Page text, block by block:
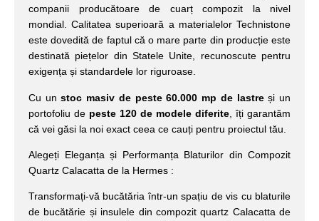
companii producătoare de cuarț compozit la nivel
mondial. Calitatea superioară a materialelor Technistone
este dovedită de faptul că o mare parte din producție este
destinată piețelor din Statele Unite, recunoscute pentru
exigența și standardele lor riguroase.
Cu unstoc masiv de peste 60.000 mp de lastreși un
portofoliu de peste 120 de modele diferite , îți garantăm
că vei găsi la noi exact ceea ce cauți pentru proiectul tău.
Alegeți Eleganța și Performanța Blaturilor din Compozit
Quartz Calacatta de la Hermes :
Transformați-vă bucătăria într-un spațiu de vis cu blaturile
de bucătărie și insulele din compozit quartz Calacatta de